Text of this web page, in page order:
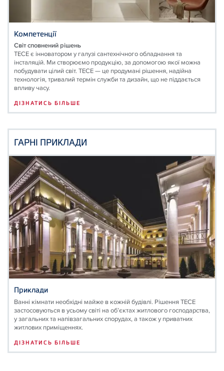
Компетенції
Світ сповнений рішень
TECE є інноватором у галузі сантехнічного обладнання та
інсталяцій. Ми створюємо продукцію, за допомогою якої можна
побудувати цілий світ. ТЕСЕ — це продумані рішення, надійна
технологія, тривалий термін служби та дизайн, що не піддається
впливу часу.
ДІЗНАТИСЬ БІЛЬШЕ
ГАРНІ ПРИКЛАДИ
Приклади
Ванні кімнати необхідні майже в кожній будівлі. Рішення ТЕСЕ
застосовуються в усьому світі на об’єктах житлового господарства,
у загальних та напівзагальних спорудах, а також у приватних
житлових приміщеннях.
ДІЗНАТИСЬ БІЛЬШЕ